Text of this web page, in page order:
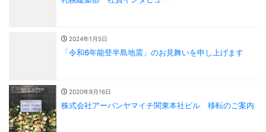
2024年1月5日
「令和6年能登半島地震」のお見舞いを申し上げます
2020年9月16日
株式会社アーバンヤマイチ関東本社ビル 移転のご案内